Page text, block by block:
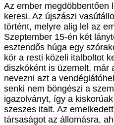
Az ember megdöbbentően
keresi. Az újszászi
történt, melyre alig lel az
Szeptember 15-én két
esztendős húga egy
kör a resti közeli italboltot
diszkóként is üzemelt, már
nevezni azt a
senki nem böngészi a
igazolványt, így a
szeszes italt. Az
társaságot az állomásra,